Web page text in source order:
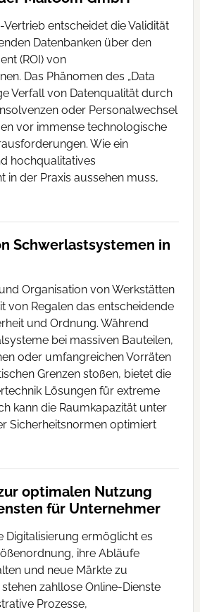
entscheidet die Validität
Datenbanken über den
(ROI) von
Das Phänomen des „Data
Verfall von Datenqualität durch
oder Personalwechsel
vor immense technologische
Wie ein
hochqualitatives
in der Praxis aussehen muss,
Schwerlastsystemen in
Organisation von Werkstätten
von Regalen das entscheidende
und Ordnung. Während
bei massiven Bauteilen,
oder umfangreichen Vorräten
Grenzen stoßen, bietet die
Lösungen für extreme
kann die Raumkapazität unter
Sicherheitsnormen optimiert
optimalen Nutzung
für Unternehmer
Digitalisierung ermöglicht es
ihre Abläufe
und neue Märkte zu
zahllose Online-Dienste
Prozesse,